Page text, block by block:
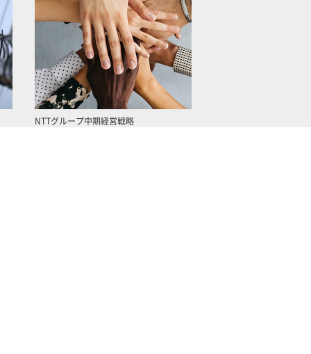
NTTグループ中期経営戦略